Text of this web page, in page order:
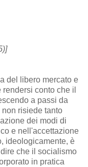
del libero mercato e
conto che il
a passi da
risiede tanto
dei modi di
e nell'accettazione
ideologicamente, è
che il socialismo
in pratica